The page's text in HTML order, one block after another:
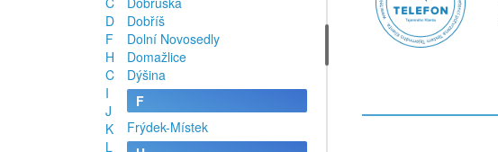
D
F
H
C
I
J
K
L
Dobříš
Dolní Novosedly
Domažlice
Dýšina
F
Frýdek-Místek